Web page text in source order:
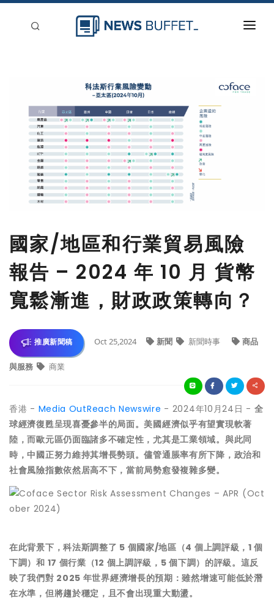
登入
刊登
國家/地區和行業貿易風險
報告 – 2024 年 10 月 貨幣
寬鬆漸進，財政政策轉向？
推廣新聞稿 Oct 25,2024 新聞 新聞時事 商品
與服務 商業
香港 - Media OutReach Newswire - 2024年10月24日 - 全
球經濟復甦呈現喜憂參半的局面。美國經濟似乎有望實現軟著
陸，而歐元區仍面臨諸多不確定性，尤其是工業領域。與此同
時，中國正努力維持其增長勢頭。儘管通脹率有所下降，政治和
社會風險指數依然居高不下，當前局勢愈發複雜多變。
在此背景下，科法斯調整了 5 個國家/地區（4 個上調評級，1個
下調）和 17 個行業（12 個上調評級， 5個下調）的評級。這反
映了我們對 2025 年世界經濟增長的預期：雖然增速可能低於潛
在水準，但將趨於穩定，且不會出現重大動盪。